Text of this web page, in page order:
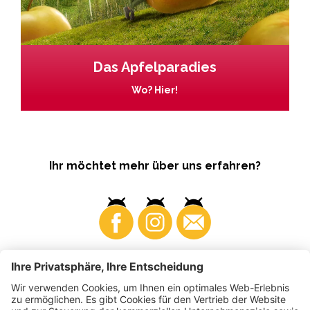
Das Apfelparadies
Wo? Hier!
Ihr möchtet mehr über uns erfahren?
Business Produzenten